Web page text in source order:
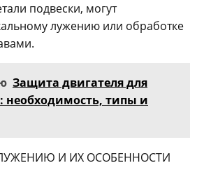
подвески, могут
лужению или обработке
Защита двигателя для
необходимость, типы и
И ИХ ОСОБЕННОСТИ